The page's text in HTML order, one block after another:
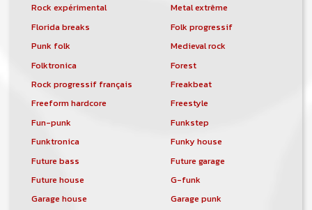
Rock expérimental
Metal extrême
Florida breaks
Folk progressif
Punk folk
Medieval rock
Folktronica
Forest
Rock progressif français
Freakbeat
Freeform hardcore
Freestyle
Fun-punk
Funkstep
Funktronica
Funky house
Future bass
Future garage
Future house
G-funk
Garage house
Garage punk